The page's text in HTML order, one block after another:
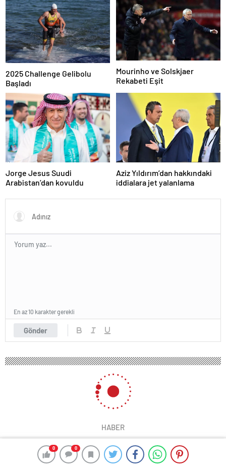
0 0
2025 Challenge Gelibolu
Başladı
Mourinho ve Solskjaer
Rekabeti Eşit
Jorge Jesus Suudi
Arabistan’dan kovuldu
Aziz Yıldırım’dan hakkındaki
iddialara jet yalanlama
Gönder
En az 10 karakter gerekli
HABER